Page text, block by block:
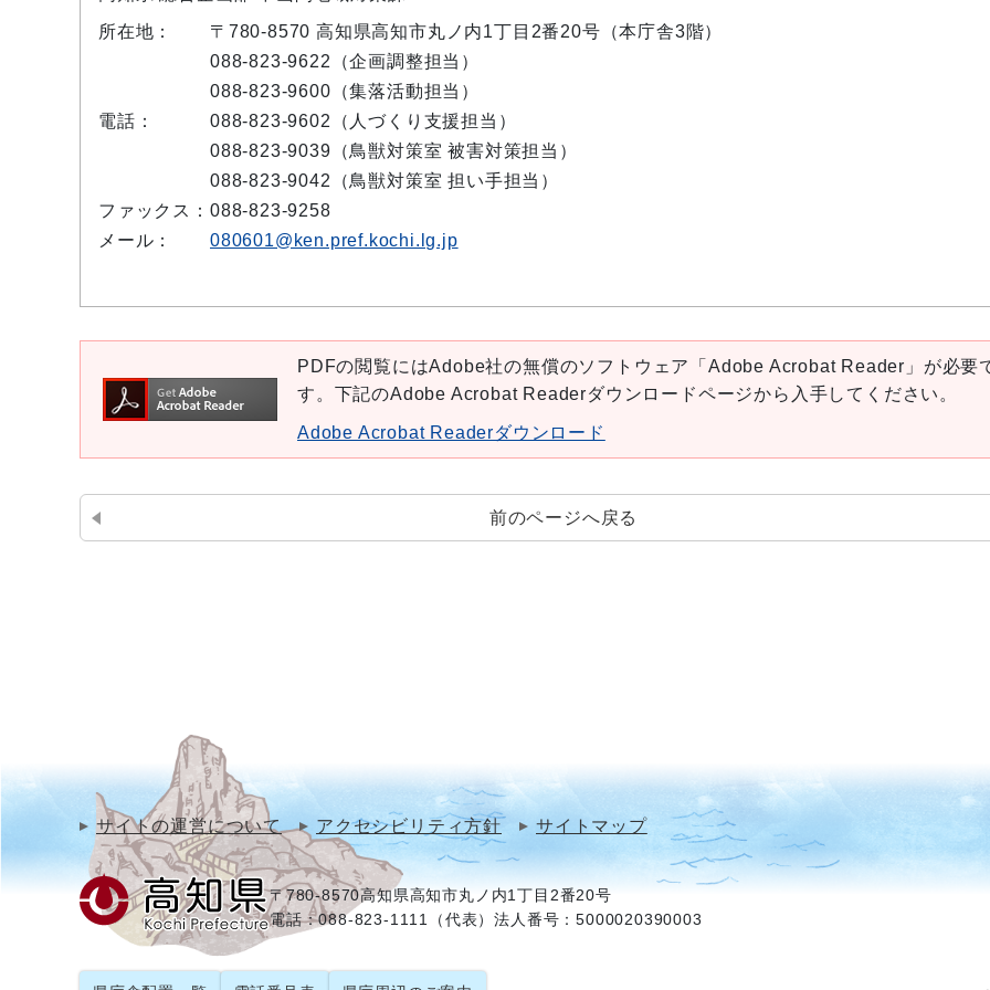
所在地：
〒780-8570 高知県高知市丸ノ内1丁目2番20号（本庁舎3階）
電話：
088-823-9622（企画調整担当）
088-823-9600（集落活動担当）
088-823-9602（人づくり支援担当）
088-823-9039（鳥獣対策室 被害対策担当）
088-823-9042（鳥獣対策室 担い手担当）
ファックス： 088-823-9258
メール：
080601@ken.pref.kochi.lg.jp
PDFの閲覧にはAdobe社の無償のソフトウェア「Adobe Acrobat Reader」が必要
す。下記のAdobe Acrobat Readerダウンロードページから入手してください。
Adobe Acrobat Readerダウンロード
前のページへ戻る
サイトの運営について アクセシビリティ方針 サイトマップ
〒780-8570高知県高知市丸ノ内1丁目2番20号
電話：088-823-1111（代表）法人番号：5000020390003